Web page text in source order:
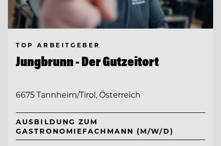
TOP ARBEITGEBER
Jungbrunn - Der Gutzeitort
6675 Tannheim/Tirol, Österreich
AUSBILDUNG ZUM
GASTRONOMIEFACHMANN (M/W/D)